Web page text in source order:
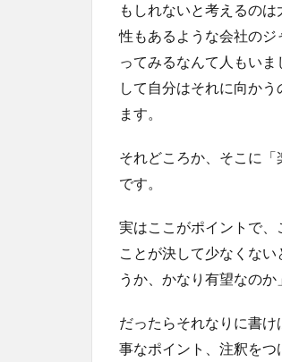
もしれないと考えるの
性もあるような会社の
ってみるなんて人もい
して自分はそれに向か
ます。
それどころか、そこに
です。
実はここがポイントで
ことが決して少なくな
うか、かなり有望なのか
だったらそれなりに書
事なポイント、注釈をつ